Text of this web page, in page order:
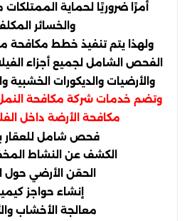
أمرًا ضروريًا لحماية
والخسائر
ولهذا يتم تنفيذ خطط مكافحة
الفحص الشامل لجميع أجزاء
والأرضيات والديكورات الخشبية
وتضم خدمات شركة مكافحة
مكافحة الأرضة داخل
فحص شامل للعقار
الكشف عن النشاط
الحقن الأرضي حول
إنشاء حواجز
معالجة الأخشاب